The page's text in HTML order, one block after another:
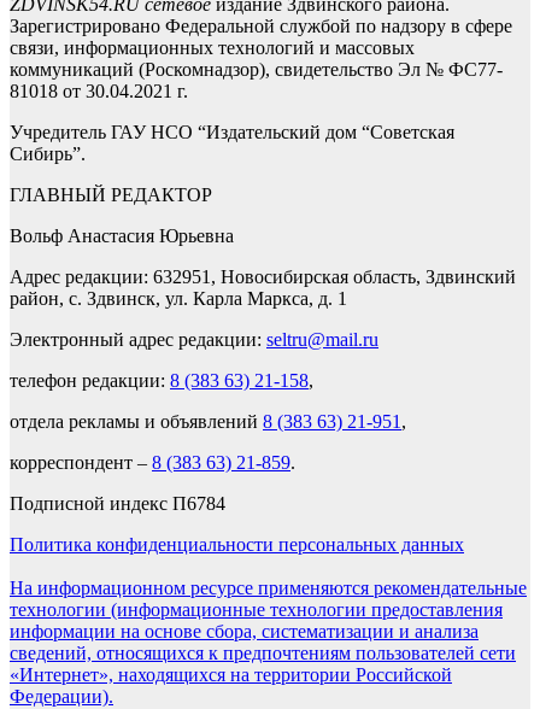
ZDVINSK54.RU сетевое издание Здвинского района.
Зарегистрировано Федеральной службой по надзору в сфере
связи, информационных технологий и массовых
коммуникаций (Роскомнадзор), свидетельство Эл № ФС77-
81018 от 30.04.2021 г.
Учредитель ГАУ НСО “Издательский дом “Советская
Сибирь”.
ГЛАВНЫЙ РЕДАКТОР
Вольф Анастасия Юрьевна
Адрес редакции: 632951, Новосибирская область, Здвинский
район, с. Здвинск, ул. Карла Маркса, д. 1
Электронный адрес редакции: seltru@mail.ru
телефон редакции: 8 (383 63) 21-158,
отдела рекламы и объявлений 8 (383 63) 21-951 ,
корреспондент – 8 (383 63) 21-859.
Подписной индекс П6784
Политика конфиденциальности персональных данных
На информационном ресурсе применяются рекомендательные
технологии (информационные технологии предоставления
информации на основе сбора, систематизации и анализа
сведений, относящихся к предпочтениям пользователей сети
«Интернет», находящихся на территории Российской
Федерации).